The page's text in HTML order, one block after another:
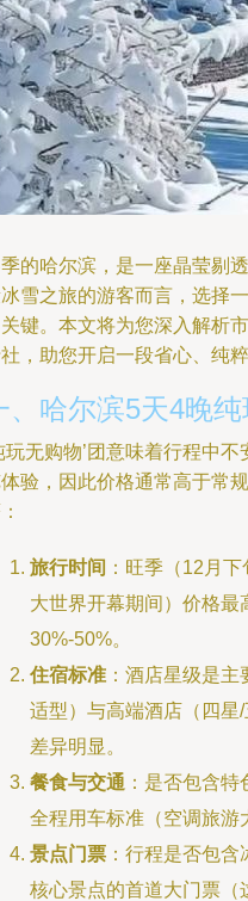
的哈尔滨，是一座晶莹剔
雪之旅的游客而言，选择
键。本文将为您深入解析
，助您开启一段省心、纯
、哈尔滨5天4晚
玩无购物’团意味着行程中
验，因此价格通常高于常
旅行时间 ：旺季（12月
大世界开幕期间）价格
30%-50%。
住宿标准 ：酒店星级是
适型）与高端酒店（四星
差异明显。
餐食与交通 ：是否包含
全程用车标准（空调旅游
景点门票 ：行程是否包
核心景点的首道大门票（